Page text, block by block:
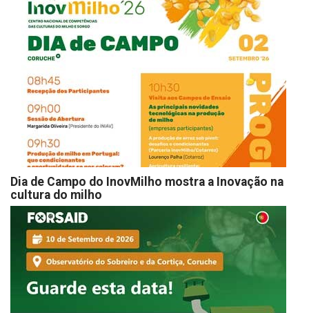
Dia de Campo do InovMilho mostra a Inovação na
cultura do milho